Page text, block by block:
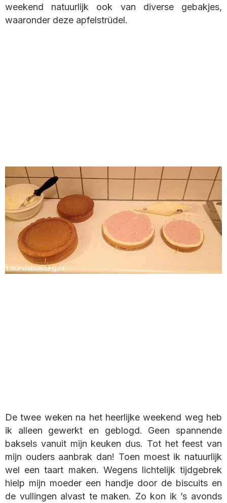
weekend natuurlijk ook van diverse gebakjes,
waaronder deze apfelstrüdel.
De twee weken na het heerlijke weekend weg heb
ik alleen gewerkt en geblogd. Geen spannende
baksels vanuit mijn keuken dus. Tot het feest van
mijn ouders aanbrak dan! Toen moest ik natuurlijk
wel een taart maken. Wegens lichtelijk tijdgebrek
hielp mijn moeder een handje door de biscuits en
de vullingen alvast te maken. Zo kon ik ’s avonds